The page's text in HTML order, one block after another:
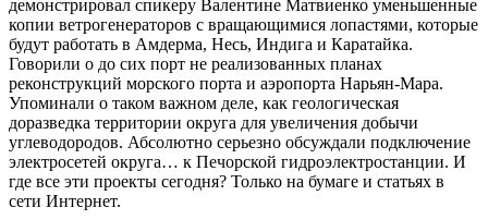
демонстрировал спикеру Валентине Матвиенко уменьшенные
копии ветрогенераторов с вращающимися лопастями, которые
будут работать в Амдерма, Несь, Индига и Каратайка.
Говорили о до сих порт не реализованных планах
реконструкций морского порта и аэропорта Нарьян-Мара.
Упоминали о таком важном деле, как геологическая
доразведка территории округа для увеличения добычи
углеводородов. Абсолютно серьезно обсуждали подключение
электросетей округа… к Печорской гидроэлектростанции. И
где все эти проекты сегодня? Только на бумаге и статьях в
сети Интернет.